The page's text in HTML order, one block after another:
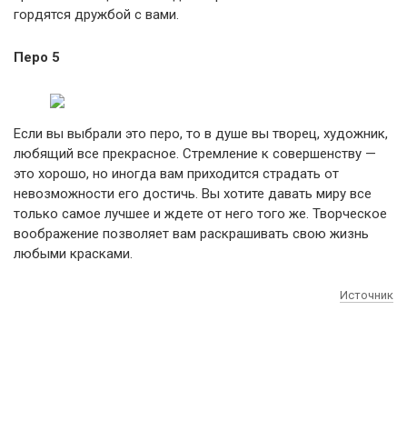
гордятся дружбой с вами.
Перо 5
Если вы выбрали это перо, то в душе вы творец, художник,
любящий все прекрасное. Стремление к совершенству —
это хорошо, но иногда вам приходится страдать от
невозможности его достичь. Вы хотите давать миру все
только самое лучшее и ждете от него того же. Творческое
воображение позволяет вам раскрашивать свою жизнь
любыми красками.
Источник